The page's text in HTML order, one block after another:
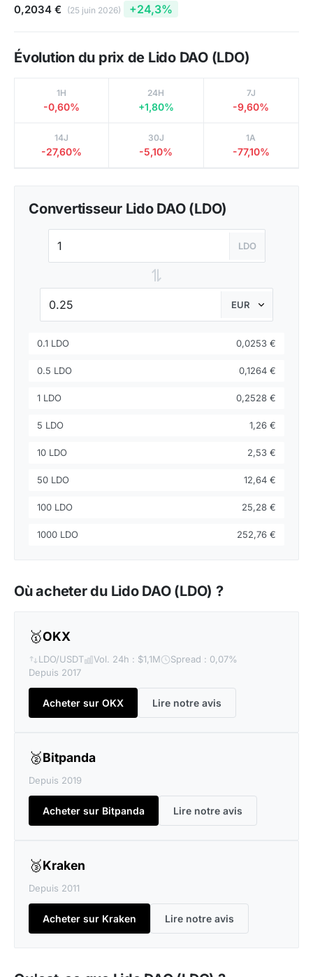
0,2034 € (25 juin 2026) +24,3%
Évolution du prix de Lido DAO (LDO)
1H
-0,60%
24H
+1,80%
7J
-9,60%
14J
-27,60%
30J
-5,10%
1A
-77,10%
Convertisseur Lido DAO (LDO)
LDO
⇌
0.1 LDO 0,0253 €
0.5 LDO 0,1264 €
1 LDO 0,2528 €
5 LDO 1,26 €
10 LDO 2,53 €
50 LDO 12,64 €
100 LDO 25,28 €
1000 LDO 252,76 €
Où acheter du Lido DAO (LDO) ?
🥇OKX
LDO/USDT Vol. 24h : $1,1M
Spread : 0,07%
Depuis 2017
Acheter sur OKX Lire notre avis
🥈Bitpanda
Depuis 2019
Acheter sur Bitpanda Lire notre avis
🥉Kraken
Depuis 2011
Acheter sur Kraken Lire notre avis